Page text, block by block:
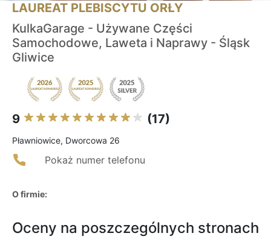
LAUREAT PLEBISCYTU ORŁY
KulkaGarage - Używane Części
Samochodowe, Laweta i Naprawy - Śląsk
Gliwice
9 (17)
Pławniowice, Dworcowa 26
Pokaż numer telefonu
O firmie:
Oceny na poszczególnych stronach